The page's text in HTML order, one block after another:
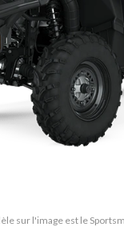
sur l'image est le